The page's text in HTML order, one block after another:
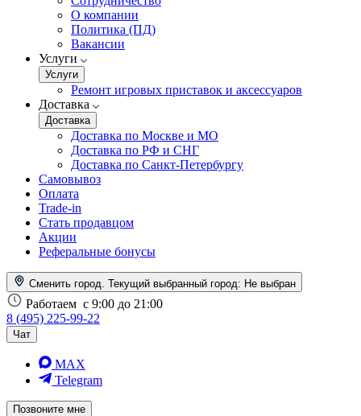
О компании
Политика (ПД)
Вакансии
Услуги
Услуги
Ремонт игровых приставок и аксессуаров
Доставка
Доставка
Доставка по Москве и МО
Доставка по РФ и СНГ
Доставка по Санкт-Петербургу
Самовывоз
Оплата
Trade-in
Стать продавцом
Акции
Реферальные бонусы
Сменить город. Текущий выбранный город: Не выбран
Работаем с 9:00 до 21:00
8 (495) 225-99-22
Чат
MAX
Telegram
Позвоните мне